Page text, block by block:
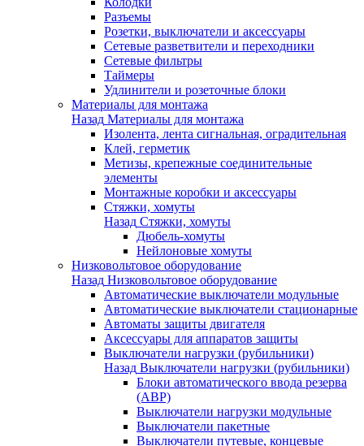
Разъемы
Розетки, выключатели и аксессуары
Сетевые разветвители и переходники
Сетевые фильтры
Таймеры
Удлинители и розеточные блоки
Материалы для монтажа
Назад Материалы для монтажа
Изолента, лента сигнальная, оградительная
Клей, герметик
Метизы, крепежные соединительные
элементы
Монтажные коробки и аксессуары
Стяжки, хомуты
Назад Стяжки, хомуты
Дюбель-хомуты
Нейлоновые хомуты
Низковольтовое оборудование
Назад Низковольтовое оборудование
Автоматические выключатели модульные
Автоматические выключатели стационарные
Автоматы защиты двигателя
Аксессуары для аппаратов защиты
Выключатели нагрузки (рубильники)
Назад Выключатели нагрузки (рубильники)
Блоки автоматического ввода резерва
(АВР)
Выключатели нагрузки модульные
Выключатели пакетные
Выключатели путевые, концевые